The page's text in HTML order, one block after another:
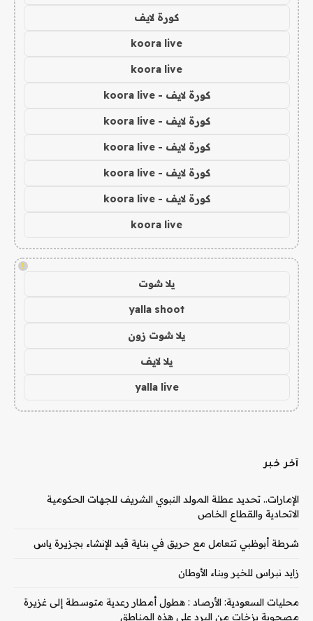
كورة لايف
koora live
koora live
كورة لايف - koora live
كورة لايف - koora live
كورة لايف - koora live
كورة لايف - koora live
كورة لايف - koora live
koora live
!
يلا شوت
yalla shoot
يلا شوت زون
يلا لايف
yalla live
آخر خبر
الإمارات.. تحديد عطلة المولد النبوي الشريف للجهات الحكومية
الاتحادية والقطاع الخاص
شرطة أبوظبي تتعامل مع حريق في بناية قيد الإنشاء بجزيرة ياس
زايد نبراس للخير وبناء الأوطان
محليات السعودية: الأرصاد : هطول أمطار رعدية متوسطة إلى غزيرة
مصحوبة بزخات من البرد على هذه المناطق